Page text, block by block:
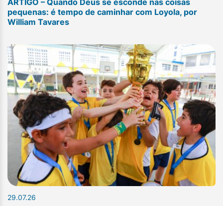
pequenas: é tempo de caminhar com Loyola, por
William Tavares
29.07.26